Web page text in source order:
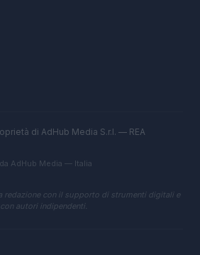
di AdHub Media S.r.l. — REA
AdHub Media — Italia
redazione con il supporto di strumenti digitali e
autori indipendenti.